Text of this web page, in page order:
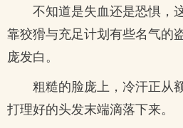
不知道是失血还是恐惧，
靠狡猾与充足计划有些名气的
庞发白。
粗糙的脸庞上，冷汗正从
打理好的头发末端滴落下来。